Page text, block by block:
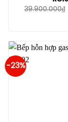
39.900.000₫
-23%